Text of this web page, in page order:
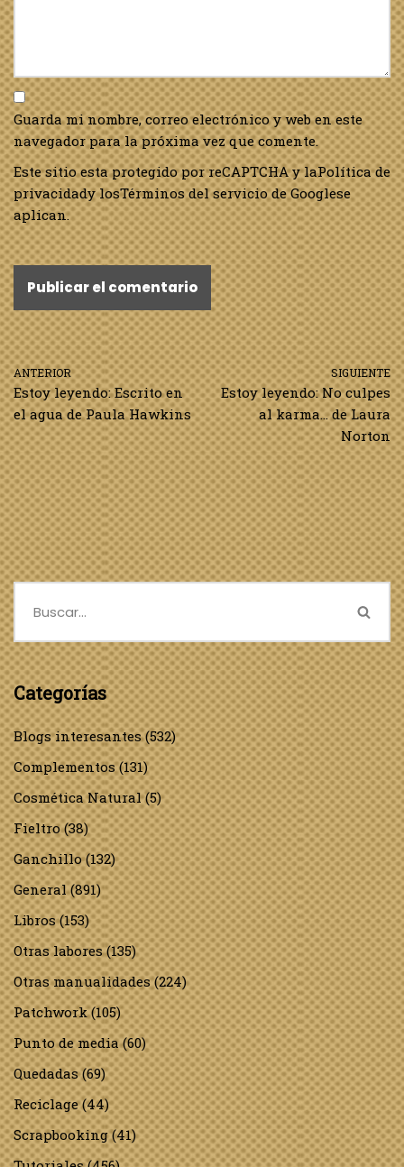
Guarda mi nombre, correo electrónico y web en este
navegador para la próxima vez que comente.
Este sitio esta protegido por reCAPTCHA y laPolítica de
privacidady losTérminos del servicio de Googlese
aplican.
ANTERIOR
Estoy leyendo: Escrito en
el agua de Paula Hawkins
SIGUIENTE
Estoy leyendo: No culpes
al karma… de Laura
Norton
Categorías
Blogs interesantes(532)
Complementos(131)
Cosmética Natural(5)
Fieltro(38)
Ganchillo(132)
General(891)
Libros(153)
Otras labores(135)
Otras manualidades(224)
Patchwork(105)
Punto de media(60)
Quedadas(69)
Reciclage(44)
Scrapbooking(41)